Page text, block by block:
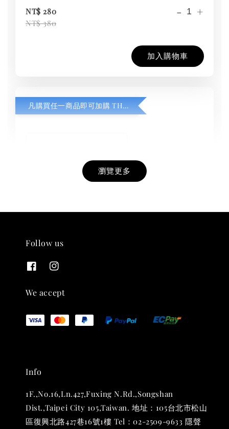
NT$ 280
NT$ 380
- +
加入購物車
凡購買任一商品即可加購 THT 九週年紀念 T-shirt
THT 九週年紀念 T-shirt
NT$ 880
加入購物車
瀏覽更多
Follow us
We accept
Info
1F.,No.16,Ln.427,Fuxing N.Rd.,Songshan
Dist.,Taipei City 105,Taiwan. 地址：105台北市松山
區復興北路427巷16號1樓 Tel：02-2509-9633 隱聲